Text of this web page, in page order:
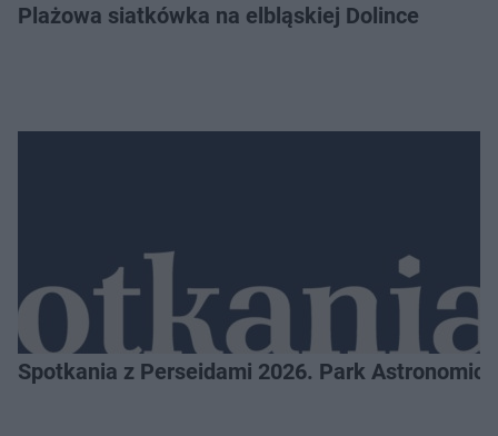
Plażowa siatkówka na elbląskiej Dolince
Spotkania z Perseidami 2026. Park